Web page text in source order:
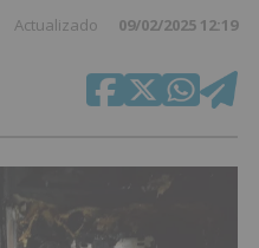
Actualizado 09/02/2025 12:19